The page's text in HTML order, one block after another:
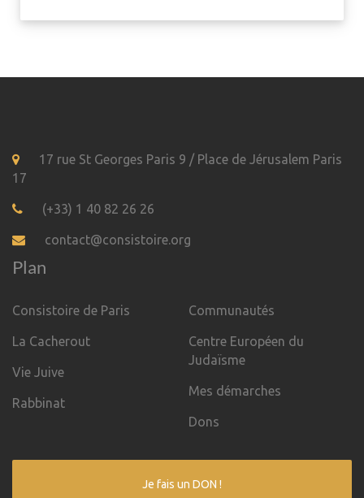
17 rue St Georges Paris 9 / Place de Jérusalem Paris
17
(+33) 1 40 82 26 26
contact@consistoire.org
Plan
Consistoire de Paris
La Cacherout
Vie Juive
Rabbinat
Communautés
Centre Européen du
Judaïsme
Mes démarches
Dons
Je fais un DON !